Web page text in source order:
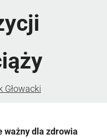
Głowacki
ważny dla zdrowia